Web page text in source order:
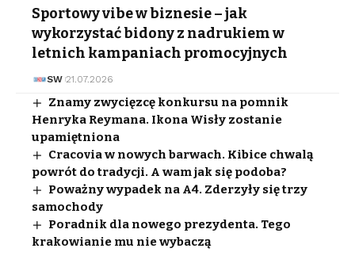
Sportowy vibe w biznesie – jak
wykorzystać bidony z nadrukiem w
letnich kampaniach promocyjnych
SW 21.07.2026
Znamy zwycięzcę konkursu na pomnik
Henryka Reymana. Ikona Wisły zostanie
upamiętniona
Cracovia w nowych barwach. Kibice chwalą
powrót do tradycji. A wam jak się podoba?
Poważny wypadek na A4. Zderzyły się trzy
samochody
Poradnik dla nowego prezydenta. Tego
krakowianie mu nie wybaczą